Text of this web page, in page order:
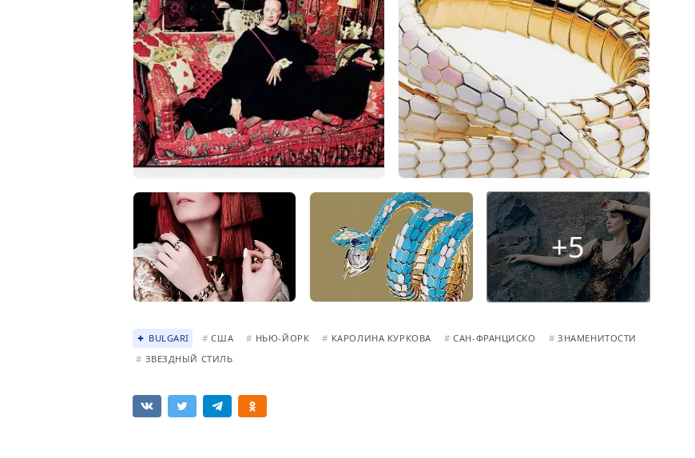
+5
BULGARI # США # НЬЮ-ЙОРК # КАРОЛИНА КУРКОВА # САН-ФРАНЦИСКО # ЗНАМЕНИТОСТИ
# ЗВЕЗДНЫЙ СТИЛЬ